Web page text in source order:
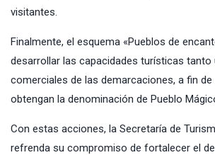
visitantes.
Finalmente, el esquema «Pueblos de
desarrollar las capacidades turísticas
comerciales de las demarcaciones, a fin
obtengan la denominación de Pueblo
Con estas acciones, la Secretaría de
refrenda su compromiso de fortalecer el